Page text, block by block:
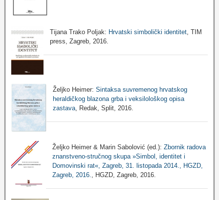
Tijana Trako Poljak: Hrvatski simbolički identitet , TIM
press, Zagreb, 2016.
Željko Heimer: Sintaksa suvremenog hrvatskog
heraldičkog blazona grba i veksilološkog opisa
zastava, Redak, Split, 2016.
Željko Heimer & Marin Sabolović (ed.): Zbornik radova
znanstveno-stručnog skupa »Simbol, identitet i
Domovinski rat«, Zagreb, 31. listopada 2014., HGZD,
Zagreb, 2016.
, HGZD, Zagreb, 2016.